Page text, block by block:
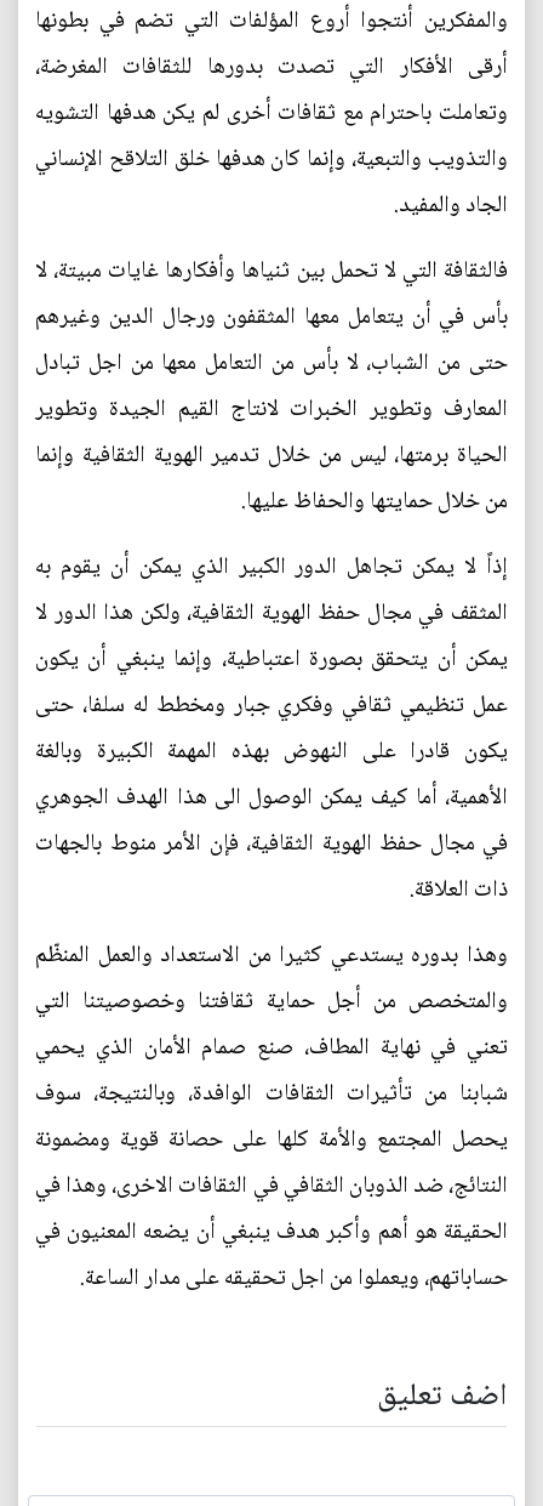
والمفكرين أنتجوا أروع المؤلفات التي تضم في بطونها
أرقى الأفكار التي تصدت بدورها للثقافات المغرضة،
وتعاملت باحترام مع ثقافات أخرى لم يكن هدفها التشويه
والتذويب والتبعية، وإنما كان هدفها خلق التلاقح الإنساني
الجاد والمفيد.
فالثقافة التي لا تحمل بين ثنياها وأفكارها غايات مبيتة، لا
بأس في أن يتعامل معها المثقفون ورجال الدين وغيرهم
حتى من الشباب، لا بأس من التعامل معها من اجل تبادل
المعارف وتطوير الخبرات لانتاج القيم الجيدة وتطوير
الحياة برمتها، ليس من خلال تدمير الهوية الثقافية وإنما
من خلال حمايتها والحفاظ عليها.
إذاً لا يمكن تجاهل الدور الكبير الذي يمكن أن يقوم به
المثقف في مجال حفظ الهوية الثقافية، ولكن هذا الدور لا
يمكن أن يتحقق بصورة اعتباطية، وإنما ينبغي أن يكون
عمل تنظيمي ثقافي وفكري جبار ومخطط له سلفا، حتى
يكون قادرا على النهوض بهذه المهمة الكبيرة وبالغة
الأهمية، أما كيف يمكن الوصول الى هذا الهدف الجوهري
في مجال حفظ الهوية الثقافية، فإن الأمر منوط بالجهات
ذات العلاقة.
وهذا بدوره يستدعي كثيرا من الاستعداد والعمل المنظّم
والمتخصص من أجل حماية ثقافتنا وخصوصيتنا التي
تعني في نهاية المطاف، صنع صمام الأمان الذي يحمي
شبابنا من تأثيرات الثقافات الوافدة، وبالنتيجة، سوف
يحصل المجتمع والأمة كلها على حصانة قوية ومضمونة
النتائج، ضد الذوبان الثقافي في الثقافات الاخرى، وهذا في
الحقيقة هو أهم وأكبر هدف ينبغي أن يضعه المعنيون في
حساباتهم، ويعملوا من اجل تحقيقه على مدار الساعة.
اضف تعليق